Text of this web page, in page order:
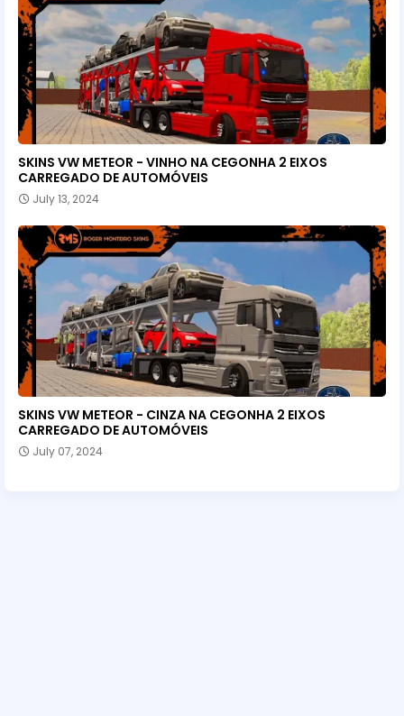
SKINS VW METEOR - VINHO NA CEGONHA 2 EIXOS
CARREGADO DE AUTOMÓVEIS
July 13, 2024
SKINS VW METEOR - CINZA NA CEGONHA 2 EIXOS
CARREGADO DE AUTOMÓVEIS
July 07, 2024